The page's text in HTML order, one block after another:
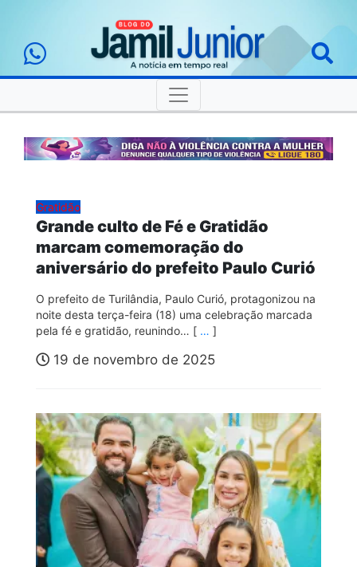
Gratidão
Grande culto de Fé e Gratidão
marcam comemoração do
aniversário do prefeito Paulo Curió
O prefeito de Turilândia, Paulo Curió, protagonizou na
noite desta terça-feira (18) uma celebração marcada
pela fé e gratidão, reunindo… [ … ]
19 de novembro de 2025